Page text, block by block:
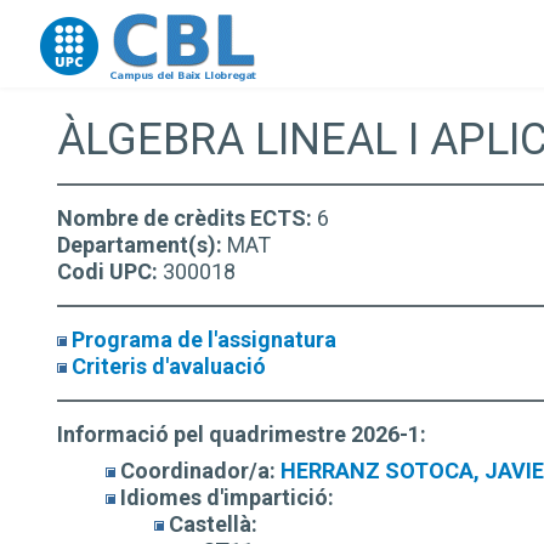
Go to upc.edu
ÀLGEBRA LINEAL I
Nombre de crèdits ECTS: 6
Departament(s): MAT
Codi UPC: 300018
Programa de l'assignatura
Criteris d'avaluació
Informació pel quadrimestre 2026-1:
Coordinador/a: HERRANZ SOTOCA,
Idiomes d'impartició:
Castellà: